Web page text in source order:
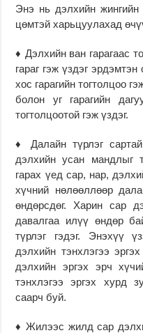
Энэ нь дэлхийн жингийн
цөмтэй харьцуулахад
♦ Дэлхийн ван гарагаас
гараг гэж үздэг
хос гарагийн тогтолцоо
болон уг гарагийн
тогтолцоотой гэж үздэг.
♦ Далайн түрлэг
дэлхийн усан мандлыг
гарах үед cap, нар,
хүчний нөлөөллөөр
өндөрсдөг. Харин cap
давалгаа илүү өндөр
түрлэг гэдэг. Энэхүү
дэлхийн тэнхлэгээ
дэлхийн эргэх эрч
тэнхлэгээ эргэх хурд
саарч буй.
♦ Жилээс жилд cap